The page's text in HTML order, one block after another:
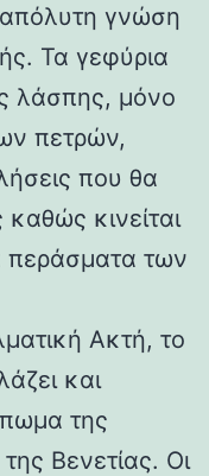
γνώση
Τα γεφύρια
λάσπης, μόνο
πετρών,
που θα
καθώς κινείται
περάσματα των
Ακτή, το
και
της
Βενετίας. Οι